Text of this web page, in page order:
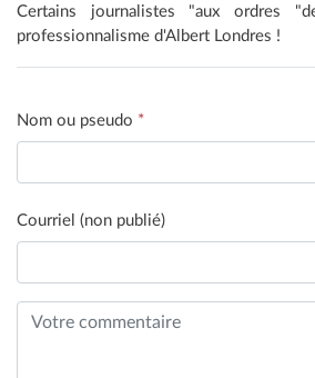
Certains journalistes "aux ordres
professionnalisme d'Albert Londres !
Nom ou pseudo *
Courriel (non publié)